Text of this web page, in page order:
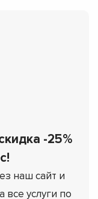
-25%
наш сайт и
все услуги по